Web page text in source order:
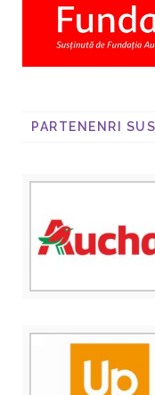
PARTENENRI